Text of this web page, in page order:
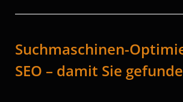
Suchmaschinen-
SEO – damit Sie